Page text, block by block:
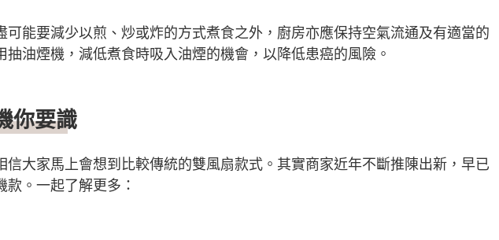
可能要減少以煎、炒或炸的方式煮食之外，廚房亦應保持空氣流通及有適當的
抽油煙機，減低煮食時吸入油煙的機會，以降低患癌的風險。
你要識
信大家馬上會想到比較傳統的雙風扇款式。其實商家近年不斷推陳出新，早已
。一起了解更多：